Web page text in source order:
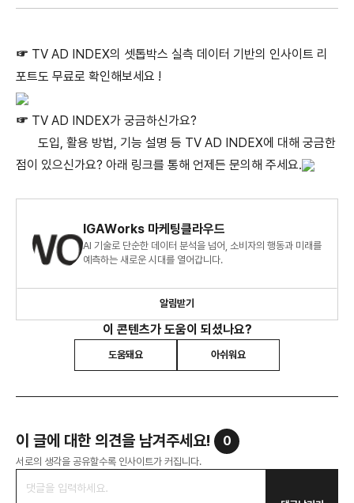
☞ TV AD INDEX의 셋톱박스 실측 데이터 기반의 인사이트 리
포트도 무료로 확인해보세요 !
☞ TV AD INDEX가 궁금하신가요?
도입, 활용 방법, 기능 설명 등 TV AD INDEX에 대해 궁금한
점이 있으신가요? 아래 링크를 통해 언제든 문의해 주세요.
IGAWorks 마케팅클라우드
AI 기술로 단순한 데이터 분석을 넘어, 소비자의 행동과 미래를
예측하는 새로운 시대를 열어갑니다.
알림받기
이 콘텐츠가 도움이 되셨나요?
도움돼요 아쉬워요
이 글에 대한 의견을 남겨주세요! 0
서로의 생각을 공유할수록 인사이트가 커집니다.